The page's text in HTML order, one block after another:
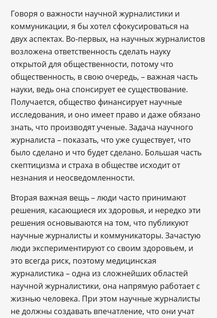
Говоря о важности научной журналистики и
коммуникации, я бы хотел сфокусироваться на
двух аспектах. Во-первых, на научных журналистов
возложена ответственность сделать науку
открытой для общественности, потому что
общественность, в свою очередь, – важная часть
науки, ведь она спонсирует ее существование.
Получается, общество финансирует научные
исследования, и оно имеет право и даже обязано
знать, что производят ученые. Задача научного
журналиста – показать, что уже существует, что
было сделано и что будет сделано. Большая часть
скептицизма и страха в обществе исходит от
незнания и неосведомленности.
Вторая важная вещь – люди часто принимают
решения, касающиеся их здоровья, и нередко эти
решения основываются на том, что публикуют
научные журналисты и коммуникаторы. Зачастую
люди экспериментируют со своим здоровьем, и
это всегда риск, поэтому медицинская
журналистика – одна из сложнейших областей
научной журналистики, она напрямую работает с
жизнью человека. При этом научные журналисты
не должны создавать впечатление, что они учат